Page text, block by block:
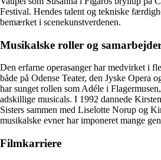
Festival. Hendes talent og tekniske
bemærket i scenekunstverdenen.
Musikalske roller og
Den erfarne operasanger har medvirket i
både på Odense Teater, den Jyske Opera
har sunget rollen som Adéle i
adskillige musicals. I 1992 dannede
Sisters sammen med Liselotte Norup og
musikalske evner har imponeret mange
Filmkarriere